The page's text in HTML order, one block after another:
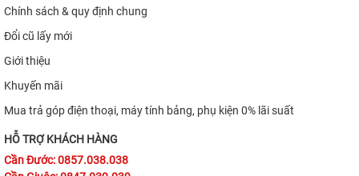
PHỤ KIỆN
TIN TỨC
Chính sách & quy định chung
Đổi cũ lấy mới
Giới thiệu
Khuyến mãi
Mua trả góp điện thoại, máy tính bảng, phụ kiện 0% lãi suất
HỖ TRỢ KHÁCH HÀNG
Cần Đước: 0857.038.038